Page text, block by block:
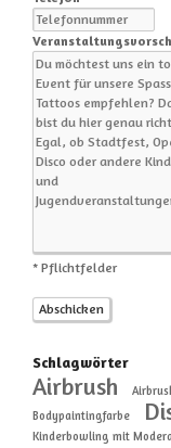
* Pflichtfelder
Schlagwörter
Airbrush
Bodypaintingfarbe
Kinderbowling mit